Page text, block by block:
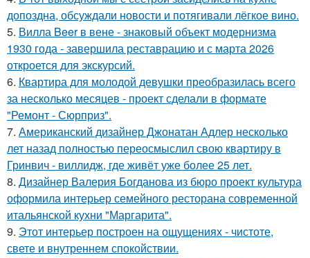
допоздна, обсуждали новости и потягивали лёгкое вино.
5. Вилла Beer в вене - знаковый объект модернизма
1930 года - завершила реставрацию и с марта 2026
откроется для экскурсий.
6. Квартира для молодой девушки преобразилась всего
за несколько месяцев - проект сделали в формате
"Ремонт - Сюрприз".
7. Американский дизайнер Джонатан Адлер несколько
лет назад полностью переосмыслил свою квартиру в
Гринвич - виллидж, где живёт уже более 25 лет.
8. Дизайнер Валерия Богданова из бюро проект культура
оформила интерьер семейного ресторана современной
итальянской кухни "Маргарита".
9. Этот интерьер построен на ощущениях - чистоте,
свете и внутреннем спокойствии.